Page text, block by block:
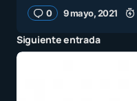
0 9 mayo, 2021
Siguiente entrada